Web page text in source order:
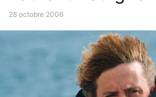
28 octobre 2006